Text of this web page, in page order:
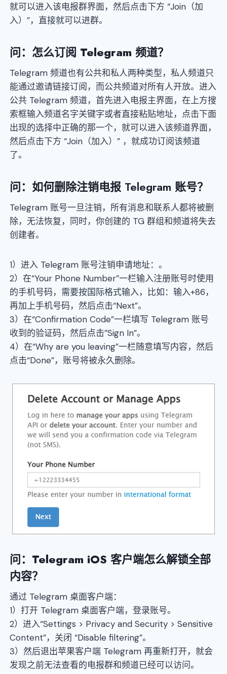
就可以进入该电报群界面，然后点击下方 “Join（加
入）”，直接就可以进群。
问：怎么订阅 Telegram 频道？
Telegram 频道也有公共和私人两种类型，私人频道只
能通过邀请链接订阅，而公共频道对所有人开放。进入
公共 Telegram 频道，首先进入电报主界面，在上方搜
索框输入频道名字关键字或者直接粘贴地址，点击下面
出现的选择中正确的那一个，就可以进入该频道界面，
然后点击下方 “Join（加入）” ，就成功订阅该频道
了。
问：如何删除注销电报 Telegram 账号？
Telegram 账号一旦注销，所有消息和联系人都将被删
除，无法恢复，同时，你创建的 TG 群组和频道将失去
创建者。
1）进入 Telegram 账号注销申请地址：。
2）在“Your Phone Number”一栏输入注册账号时使用
的手机号码，需要按国际格式输入，比如：输入+86，
再加上手机号码，然后点击“Next”。
3）在“Confirmation Code”一栏填写 Telegram 账号
收到的验证码，然后点击”Sign In”。
4）在“Why are you leaving”一栏随意填写内容，然后
点击“Done”，账号将被永久删除。
问：Telegram iOS 客户端怎么解锁全部
内容？
通过 Telegram 桌面客户端：
1）打开 Telegram 桌面客户端，登录账号。
2）进入“Settings > Privacy and Security > Sensitive
Content”，关闭 “Disable filtering”。
3）然后退出苹果客户端 Telegram 再重新打开，就会
发现之前无法查看的电报群和频道已经可以访问。